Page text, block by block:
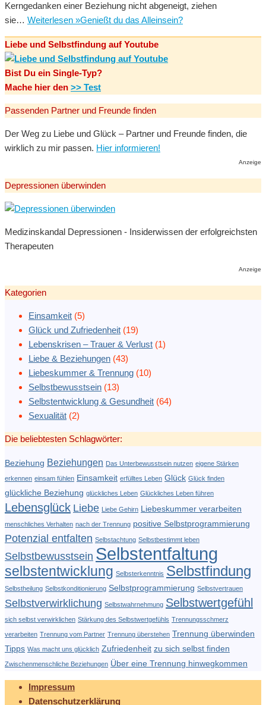
Kerngedanken einer Beziehung nicht abgeneigt, ziehen
sie… Weiterlesen »Genießt du das Alleinsein?
Liebe und Selbstfindung auf Youtube
Bist Du ein Single-Typ?
Mache hier den >> Test
Passenden Partner und Freunde finden
Der Weg zu Liebe und Glück – Partner und Freunde finden, die
wirklich zu mir passen. Hier informieren!
Anzeige
Depressionen überwinden
Medizinskandal Depressionen - Insiderwissen der erfolgreichsten
Therapeuten
Anzeige
Kategorien
Einsamkeit (5)
Glück und Zufriedenheit (19)
Lebenskrisen – Trauer & Verlust (1)
Liebe & Beziehungen (43)
Liebeskummer & Trennung (10)
Selbstbewusstsein (13)
Selbstentwicklung & Gesundheit (64)
Sexualität (2)
Die beliebtesten Schlagwörter:
Beziehung Beziehungen Das Unterbewusstsein nutzen eigene Stärken
erkennen einsam fühlen Einsamkeit erfülltes Leben Glück Glück finden
glückliche Beziehung glückliches Leben Glückliches Leben führen
Lebensglück Liebe Liebe Gehirn Liebeskummer verarbeiten
menschliches Verhalten nach der Trennung positive Selbstprogrammierung
Potenzial entfalten Selbstachtung Selbstbestimmt leben
Selbstbewusstsein Selbstentfaltung
selbstentwicklung Selbsterkenntnis Selbstfindung
Selbstheilung Selbstkonditionierung Selbstprogrammierung Selbstvertrauen
Selbstverwirklichung Selbstwahrnehmung Selbstwertgefühl
sich selbst verwirklichen Stärkung des Selbstwertgefühls Trennungsschmerz
verarbeiten Trennung vom Partner Trennung überstehen Trennung überwinden
Tipps Was macht uns glücklich Zufriedenheit zu sich selbst finden
Zwischenmenschliche Beziehungen Über eine Trennung hinwegkommen
Impressum
Datenschutzerklärung